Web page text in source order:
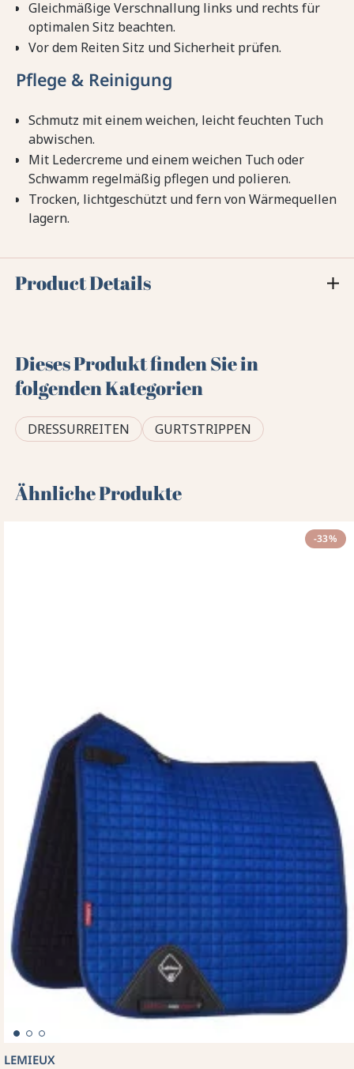
Gleichmäßige Verschnallung links und rechts für
optimalen Sitz beachten.
Vor dem Reiten Sitz und Sicherheit prüfen.
Pflege & Reinigung
Schmutz mit einem weichen, leicht feuchten Tuch
abwischen.
Mit Ledercreme und einem weichen Tuch oder
Schwamm regelmäßig pflegen und polieren.
Trocken, lichtgeschützt und fern von Wärmequellen
lagern.
Product Details
Dieses Produkt finden Sie in
folgenden Kategorien
DRESSURREITEN GURTSTRIPPEN
Ähnliche Produkte
-33%
LEMIEUX